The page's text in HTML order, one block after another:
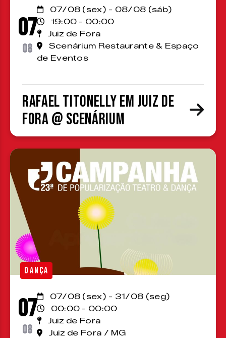
07
08
07/08 (sex) - 08/08 (sáb)
19:00 - 00:00
Juiz de Fora
Scenárium Restaurante & Espaço
de Eventos
Rafael Titonelly em Juiz de
Fora @ Scenárium
DANÇA
07
08
07/08 (sex) - 31/08 (seg)
00:00 - 00:00
Juiz de Fora
Juiz de Fora / MG